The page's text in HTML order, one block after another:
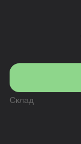
Склад